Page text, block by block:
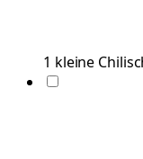
1 kleine